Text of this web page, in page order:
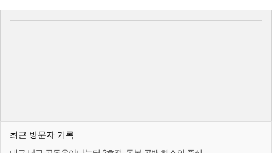
최근 방문자 기록